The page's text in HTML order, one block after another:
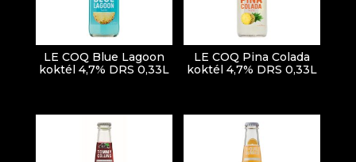
LE COQ Blue Lagoon
koktél 4,7% DRS 0,33L
LE COQ Pina Colada
koktél 4,7% DRS 0,33L